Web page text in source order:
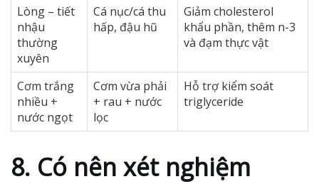
Lòng – tiết
nhậu
thường
xuyên
Cá nục/cá thu
hấp, đậu hũ
Giảm cholesterol
khẩu phần, thêm n-3
và đạm thực vật
Cơm trắng
nhiều +
nước ngọt
Cơm vừa phải
+ rau + nước
lọc
Hỗ trợ kiểm soát
triglyceride
8. Có nên xét nghiệm